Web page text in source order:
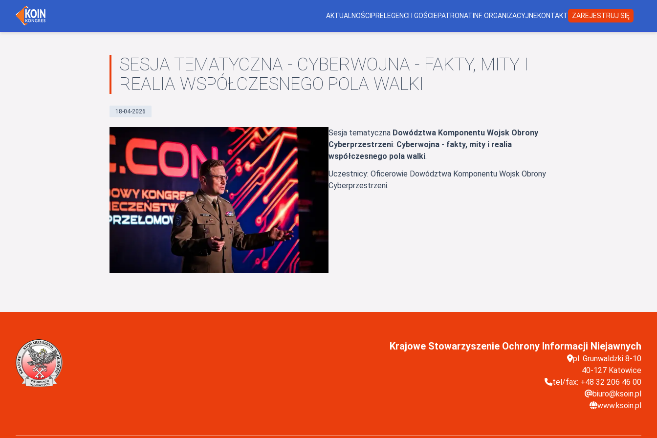
AKTUALNOŚCI PRELEGENCI I GOŚCIEPATRONAT INF. ORGANIZACYJNEKONTAKT ZAREJESTRUJ SIĘ
SESJA TEMATYCZNA - CYBERWOJNA - FAKTY, MITY I
REALIA WSPÓŁCZESNEGO POLA WALKI
18-04-2026
Sesja tematyczna Dowództwa Komponentu Wojsk Obrony
Cyberprzestrzeni: Cyberwojna - fakty, mity i realia
współczesnego pola walki.
Uczestnicy: Oficerowie Dowództwa Komponentu Wojsk Obrony
Cyberprzestrzeni.
Krajowe Stowarzyszenie Ochrony Informacji Niejawnych
pl. Grunwaldzki 8-10
40-127 Katowice
tel/fax: +48 32 206 46 00
biuro@ksoin.pl
www.ksoin.pl